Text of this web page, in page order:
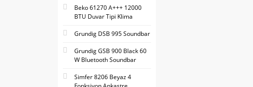
Beko 61270 A+++ 12000
BTU Duvar Tipi Klima
Grundig DSB 995 Soundbar
Grundig GSB 900 Black 60
W Bluetooth Soundbar
Simfer 8206 Beyaz 4